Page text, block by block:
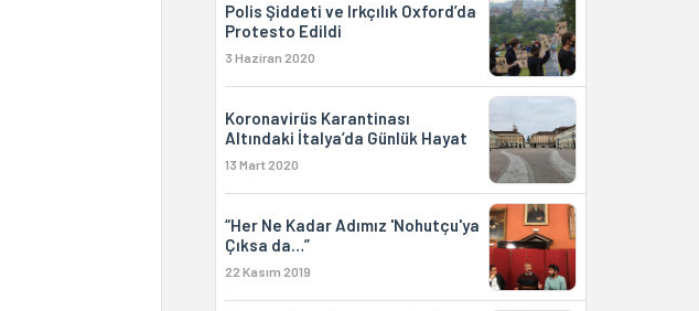
Polis Şiddeti ve Irkçılık Oxford’da
Protesto Edildi
3 Haziran 2020
Koronavirüs Karantinası
Altındaki İtalya’da Günlük Hayat
13 Mart 2020
“Her Ne Kadar Adımız 'Nohutçu'ya
Çıksa da…”
22 Kasım 2019